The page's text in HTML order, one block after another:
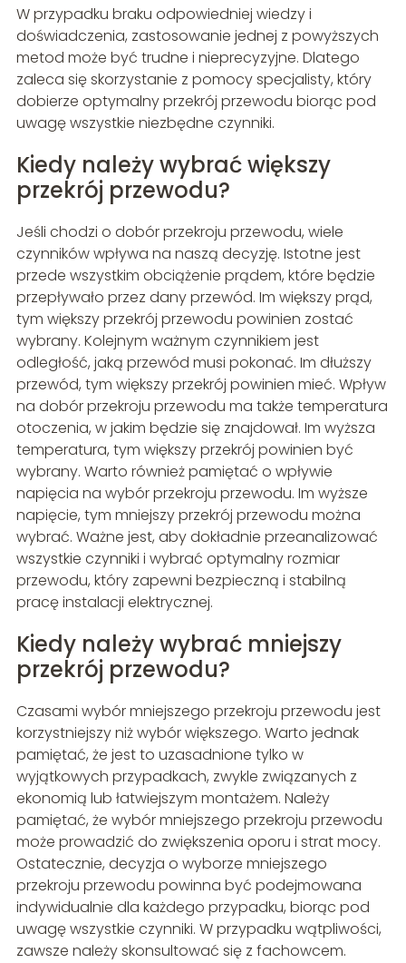
W przypadku braku odpowiedniej wiedzy i
doświadczenia, zastosowanie jednej z powyższych
metod może być trudne i nieprecyzyjne. Dlatego
zaleca się skorzystanie z pomocy specjalisty, który
dobierze optymalny przekrój przewodu biorąc pod
uwagę wszystkie niezbędne czynniki.
Kiedy należy wybrać większy
przekrój przewodu?
Jeśli chodzi o dobór przekroju przewodu, wiele
czynników wpływa na naszą decyzję. Istotne jest
przede wszystkim obciążenie prądem, które będzie
przepływało przez dany przewód. Im większy prąd,
tym większy przekrój przewodu powinien zostać
wybrany. Kolejnym ważnym czynnikiem jest
odległość, jaką przewód musi pokonać. Im dłuższy
przewód, tym większy przekrój powinien mieć. Wpływ
na dobór przekroju przewodu ma także temperatura
otoczenia, w jakim będzie się znajdował. Im wyższa
temperatura, tym większy przekrój powinien być
wybrany. Warto również pamiętać o wpływie
napięcia na wybór przekroju przewodu. Im wyższe
napięcie, tym mniejszy przekrój przewodu można
wybrać. Ważne jest, aby dokładnie przeanalizować
wszystkie czynniki i wybrać optymalny rozmiar
przewodu, który zapewni bezpieczną i stabilną
pracę instalacji elektrycznej.
Kiedy należy wybrać mniejszy
przekrój przewodu?
Czasami wybór mniejszego przekroju przewodu jest
korzystniejszy niż wybór większego. Warto jednak
pamiętać, że jest to uzasadnione tylko w
wyjątkowych przypadkach, zwykle związanych z
ekonomią lub łatwiejszym montażem. Należy
pamiętać, że wybór mniejszego przekroju przewodu
może prowadzić do zwiększenia oporu i strat mocy.
Ostatecznie, decyzja o wyborze mniejszego
przekroju przewodu powinna być podejmowana
indywidualnie dla każdego przypadku, biorąc pod
uwagę wszystkie czynniki. W przypadku wątpliwości,
zawsze należy skonsultować się z fachowcem.